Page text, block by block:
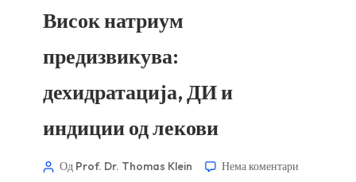
Висок натриум
предизвикува:
дехидратација, ДИ и
индиции од лекови
Од Prof. Dr. Thomas Klein Нема коментари